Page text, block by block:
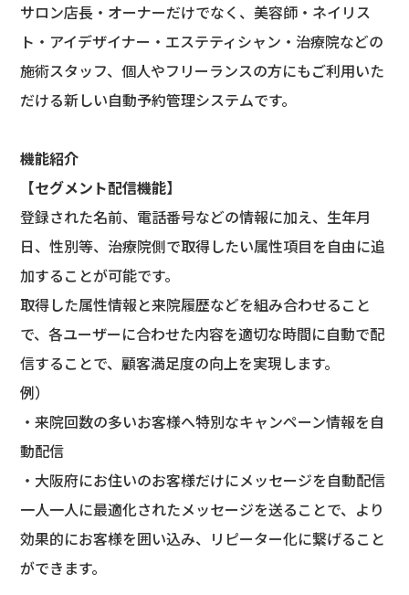
サロン店長・オーナーだけでなく、美容師・ネイリス
ト・アイデザイナー・エステティシャン・治療院などの
施術スタッフ、個人やフリーランスの方にもご利用いた
だける新しい自動予約管理システムです。
機能紹介
【セグメント配信機能】
登録された名前、電話番号などの情報に加え、生年月
日、性別等、治療院側で取得したい属性項目を自由に追
加することが可能です。
取得した属性情報と来院履歴などを組み合わせること
で、各ユーザーに合わせた内容を適切な時間に自動で配
信することで、顧客満足度の向上を実現します。
例）
・来院回数の多いお客様へ特別なキャンペーン情報を自
動配信
・大阪府にお住いのお客様だけにメッセージを自動配信
一人一人に最適化されたメッセージを送ることで、より
効果的にお客様を囲い込み、リピーター化に繋げること
ができます。